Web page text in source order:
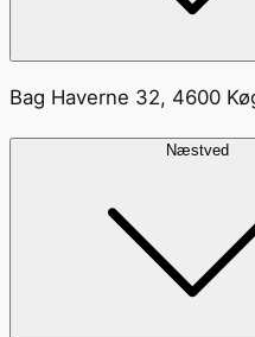
Bag Haverne 32, 4600
Næstved